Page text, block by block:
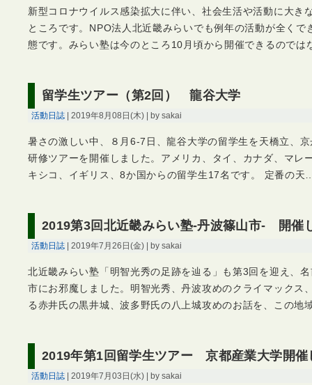
新型コロナウイルス感染拡大に伴い、社会生活や活動に大き
ところです。NPO法人北近畿みらいでも例年の活動が全くで
態です。みらい塾は今のところ10月頃から開催できるので
留学生ツアー（第2回） 龍谷大学
活動日誌 | 2019年8月08日(木) | by sakai
暑さの激しい中、８月6-7日、龍谷大学の留学生を天橋立、
研修ツアーを開催しました。アメリカ、タイ、カナダ、マレ
キシコ、イギリス、8か国からの留学生17名です。 定番の天
2019第3回北近畿みらい塾-丹波篠山市- 開催
活動日誌 | 2019年7月26日(金) | by sakai
北近畿みらい塾「明智光秀の足跡を辿る」も第3回を迎え、
市にお邪魔しました。明智光秀、丹波攻めのクライマックス
る赤井氏の黒井城、波多野氏の八上城攻めのお話を、この地
2019年第1回留学生ツアー 京都産業大学開催
活動日誌 | 2019年7月03日(水) | by sakai